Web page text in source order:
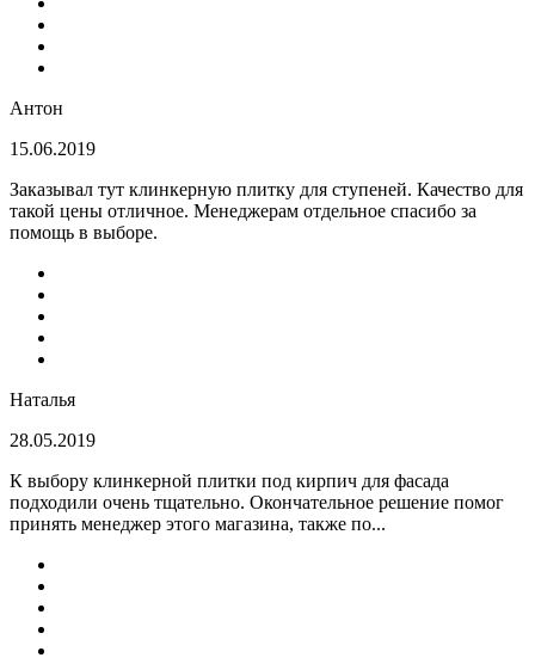
Антон
15.06.2019
Заказывал тут клинкерную плитку для ступеней. Качество для
такой цены отличное. Менеджерам отдельное спасибо за
помощь в выборе.
Наталья
28.05.2019
К выбору клинкерной плитки под кирпич для фасада
подходили очень тщательно. Окончательное решение помог
принять менеджер этого магазина, также по...